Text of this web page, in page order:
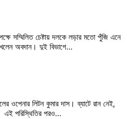
সম্মিলিত চেষ্টায় দলকে লড়ার মতো পুঁজি এনে
অবদান। দুই বিভাগে…
ওপেনার লিটন কুমার দাস। ব্যাটে রান নেই,
এই পরিস্থিতির পরও…